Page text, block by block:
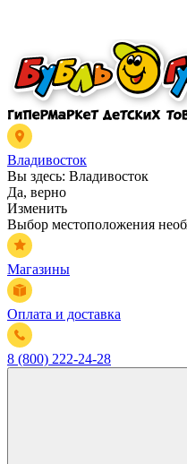
Владивосток
Вы здесь: Владивосток
Да, верно
Изменить
Выбор местоположения
Магазины
Оплата и доставка
8 (800) 222-24-28